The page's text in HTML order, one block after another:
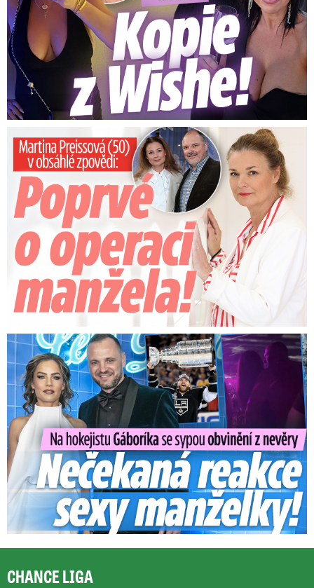
Preissová (50) v obsáhlé zpovědi: Poprvé o operaci manžela
Na Gáboríka se sypou obvinění z nevěry: Reakce manželky!
CHANCE LIGA